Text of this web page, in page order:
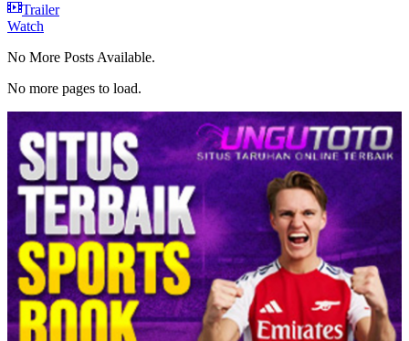
Trailer
Watch
No More Posts Available.
No more pages to load.